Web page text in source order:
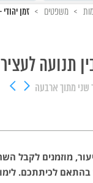
משפטים זמן
תנועה
שני מתוך ארבעה
מוזמנים לקבל
בהתאם לכיתתכם.